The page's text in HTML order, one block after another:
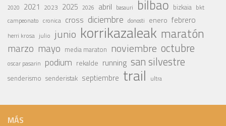
2020 2021 2023 2025 2026 abril basauri bilbao bizkaia bkt
campeonato cronica cross diciembre donosti enero febrero
herri krosa julio junio korrikazaleak maratón
marzo mayo media maraton noviembre octubre
oscar pasarin podium rekalde running san silvestre
senderismo senderistak septiembre trail ultra
MÁS